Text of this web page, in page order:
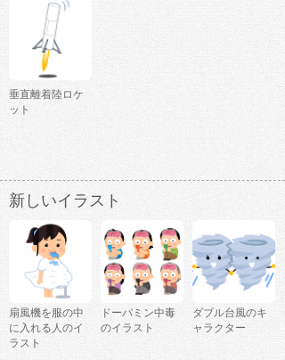
垂直離着陸ロケ
ット
新しいイラスト
扇風機を服の中
に入れる人のイ
ラスト
ドーパミン中毒
のイラスト
ダブル台風のキ
ャラクター